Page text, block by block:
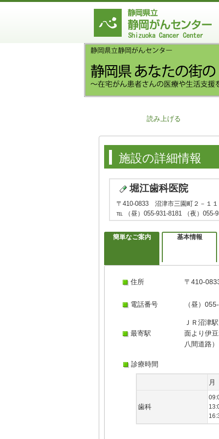
読み上げる
施設の詳細情報
堀江歯科医院
〒410-0833 沼津市三園町２－１１
℡ （昼）055-931-8181 （夜）055-
簡単なご案内 基本情報
住所 〒410-
電話番号 （昼）
最寄駅
ＪＲ沼津
面より伊
八間道路
診療時間
月
歯科